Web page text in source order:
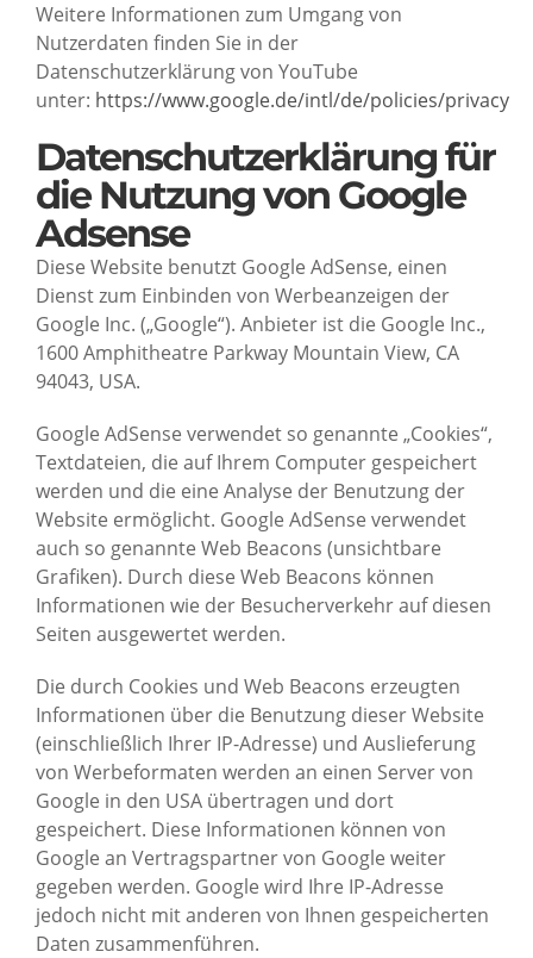
Weitere Informationen zum Umgang von
Nutzerdaten finden Sie in der
Datenschutzerklärung von YouTube
unter: https://www.google.de/intl/de/policies/privacy
Datenschutzerklärung für
die Nutzung von Google
Adsense
Diese Website benutzt Google AdSense, einen
Dienst zum Einbinden von Werbeanzeigen der
Google Inc. („Google“). Anbieter ist die Google Inc.,
1600 Amphitheatre Parkway Mountain View, CA
94043, USA.
Google AdSense verwendet so genannte „Cookies“,
Textdateien, die auf Ihrem Computer gespeichert
werden und die eine Analyse der Benutzung der
Website ermöglicht. Google AdSense verwendet
auch so genannte Web Beacons (unsichtbare
Grafiken). Durch diese Web Beacons können
Informationen wie der Besucherverkehr auf diesen
Seiten ausgewertet werden.
Die durch Cookies und Web Beacons erzeugten
Informationen über die Benutzung dieser Website
(einschließlich Ihrer IP-Adresse) und Auslieferung
von Werbeformaten werden an einen Server von
Google in den USA übertragen und dort
gespeichert. Diese Informationen können von
Google an Vertragspartner von Google weiter
gegeben werden. Google wird Ihre IP-Adresse
jedoch nicht mit anderen von Ihnen gespeicherten
Daten zusammenführen.